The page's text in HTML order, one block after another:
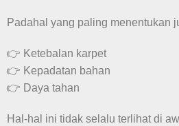
Padahal yang paling menentukan
👉 Ketebalan karpet
👉 Kepadatan bahan
👉 Daya tahan
Hal-hal ini tidak selalu terlihat di